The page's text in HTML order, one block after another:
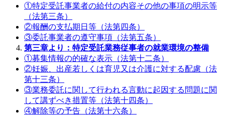
①特定受託事業者の給付の内容その他の事項の明示等
（法第三条）
②報酬の支払期日等（法第四条）
③委託事業者の遵守事項（法第五条）
第三章より：特定受託業務従事者の就業環境の整備
①募集情報の的確な表示（法第十二条）
②妊娠、出産若しくは育児又は介護に対する配慮（法
第十三条）
③業務委託に関して行われる言動に起因する問題に関
して講ずべき措置等（法第十四条）
④解除等の予告（法第十六条）